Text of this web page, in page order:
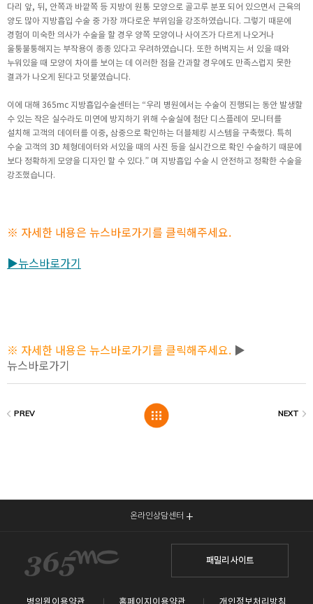
다리 앞, 뒤, 안쪽과 바깥쪽 등 지방이 원통 모양으로 골고루 분포 되어 있으면서 근육의
양도 많아 지방흡입 수술 중 가장 까다로운 부위임을 강조하였습니다. 그렇기 때문에
경험이 미숙한 의사가 수술을 할 경우 양쪽 모양이나 사이즈가 다르게 나오거나
울퉁불퉁해지는 부작용이 종종 있다고 우려하였습니다. 또한 허벅지는 서 있을 때와
누워있을 때 모양이 차이를 보이는 데 이러한 점을 간과할 경우에도 만족스럽지 못한
결과가 나오게 된다고 덧붙였습니다.
이에 대해 365mc 지방흡입수술센터는 “우리 병원에서는 수술이 진행되는 동안 발생할
수 있는 작은 실수라도 미연에 방지하기 위해 수술실에 첨단 디스플레이 모니터를
설치해 고객의 데이터를 이중, 삼중으로 확인하는 더블체킹 시스템을 구축했다. 특히
수술 고객의 3D 체형데이터와 서있을 때의 사진 등을 실시간으로 확인 수술하기 때문에
보다 정확하게 모양을 디자인 할 수 있다.” 며 지방흡입 수술 시 안전하고 정확한 수술을
강조했습니다.
※ 자세한 내용은 뉴스바로가기를 클릭해주세요.
▶뉴스바로가기
※ 자세한 내용은 뉴스바로가기를 클릭해주세요. ▶
뉴스바로가기
온라인상담센터
패밀리 사이트
병의원이용약관 홈페이지이용약관 개인정보처리방침